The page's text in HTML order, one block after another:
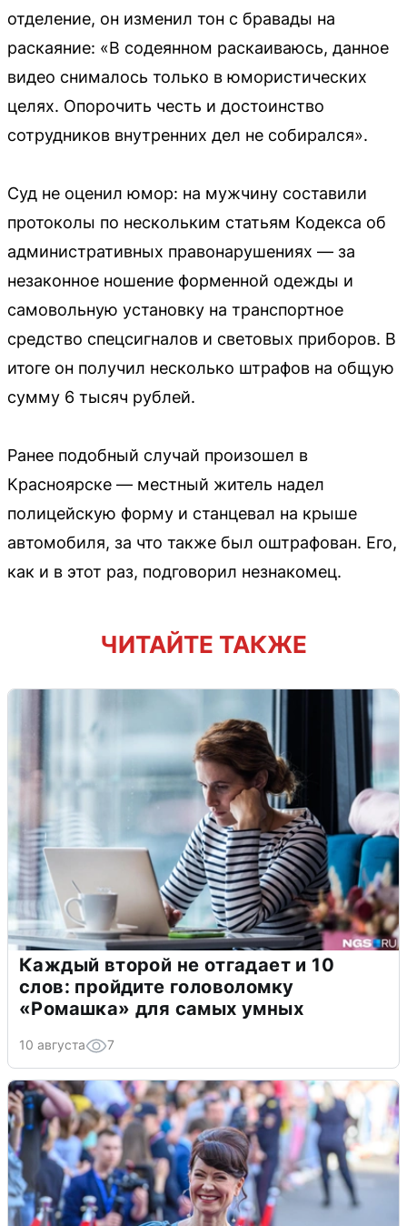
отделение, он изменил тон с бравады на
раскаяние: «В содеянном раскаиваюсь, данное
видео снималось только в юмористических
целях. Опорочить честь и достоинство
сотрудников внутренних дел не собирался».
Суд не оценил юмор: на мужчину составили
протоколы по нескольким статьям Кодекса об
административных правонарушениях — за
незаконное ношение форменной одежды и
самовольную установку на транспортное
средство спецсигналов и световых приборов. В
итоге он получил несколько штрафов на общую
сумму 6 тысяч рублей.
Ранее подобный случай произошел в
Красноярске — местный житель надел
полицейскую форму и станцевал на крыше
автомобиля, за что также был оштрафован. Его,
как и в этот раз, подговорил незнакомец.
ЧИТАЙТЕ ТАКЖЕ
Каждый второй не отгадает и 10
слов: пройдите головоломку
«Ромашка» для самых умных
10 августа 7